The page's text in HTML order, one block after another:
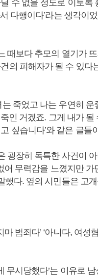
수 없을 정도로 이토록
다행이다’라는 생각이
때보다 추모의 열기가
의 피해자가 될 수 있다
죽었고 나는 우연히 운
거겠죠. 그게 내가 될
싶습니다’와 같은 글들
굉장히 독특한 사건이
어 무력감을 느꼈지만
했다. 옆의 시민들은 고
범죄다’ ‘아니다, 여성
무시당했다’는 이유로